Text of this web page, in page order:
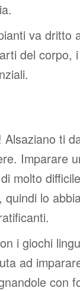
va dritto
del corpo,
Alsaziano ti
Imparare
molto
quindi lo
i giochi
ad
con